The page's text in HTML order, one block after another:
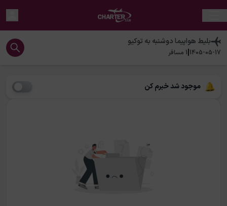
بلیط هواپیمادوشنبه به توکیو
1405-05-17
|
1 مسافر
موجود شد خبرم کن